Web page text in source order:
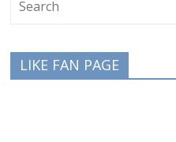
LIKE FAN PAGE